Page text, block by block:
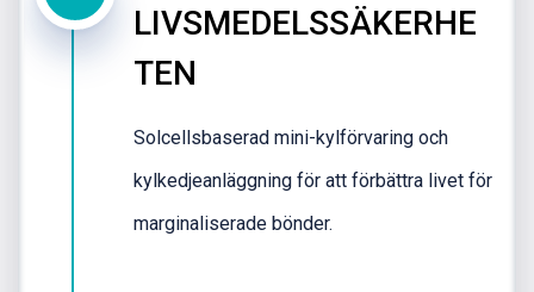
LIVSMEDELSSÄKERHE
TEN
Solcellsbaserad mini-kylförvaring och
kylkedjeanläggning för att förbättra livet för
marginaliserade bönder.